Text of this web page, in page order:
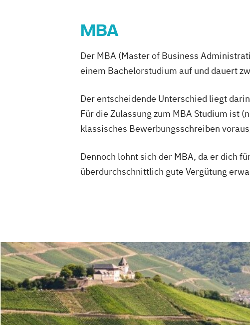
MBA
Der MBA (Master of Business
einem Bachelorstudium auf und dauert
Der entscheidende Unterschied liegt
Für die Zulassung zum MBA Studium ist
klassisches Bewerbungsschreiben
Dennoch lohnt sich der MBA, da er dich
überdurchschnittlich gute Vergütung